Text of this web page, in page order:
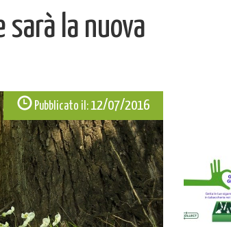
la nuova
Pubblicato il:12/07/2016